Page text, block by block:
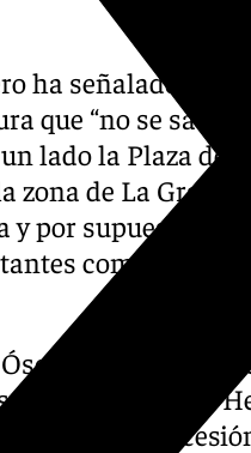
ha señalado que
que “no se sabe
lado la Plaza de
zona de La Granja
por supuesto, la
como la de
Medina ha
“a la
que con la